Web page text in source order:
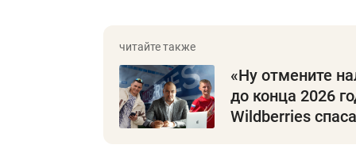
«Ну отмените
до конца 2026
Wildberries